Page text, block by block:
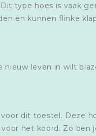
type hoes is vaak
en kunnen flinke
nieuw leven in wilt
dit toestel. Deze
het koord. Zo ben